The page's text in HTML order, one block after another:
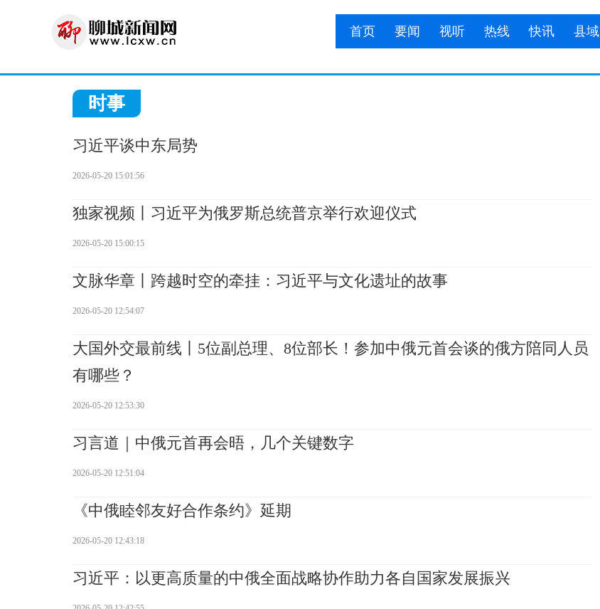
首页 要闻 视听 热线 快讯 县域
时事
习近平谈中东局势
2026-05-20 15:01:56
独家视频丨习近平为俄罗斯总统普京举行欢迎仪式
2026-05-20 15:00:15
文脉华章丨跨越时空的牵挂：习近平与文化遗址的故事
2026-05-20 12:54:07
大国外交最前线丨5位副总理、8位部长！参加中俄元首会谈的俄方陪同人员
有哪些？
2026-05-20 12:53:30
习言道｜中俄元首再会晤，几个关键数字
2026-05-20 12:51:04
《中俄睦邻友好合作条约》延期
2026-05-20 12:43:18
习近平：以更高质量的中俄全面战略协作助力各自国家发展振兴